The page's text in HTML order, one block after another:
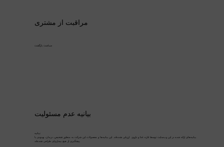
مراقبت از مشتری
سیاست بازگشت
بیانیه عدم مسئولیت
بیانیه‌های ارائه شده در این وب‌سایت توسط اداره غذا و داروی ارزیابی نشده‌اند. این بیانیه‌ها و محصولات این شرکت به منظور تشخیص، درمان، بهبودی یا